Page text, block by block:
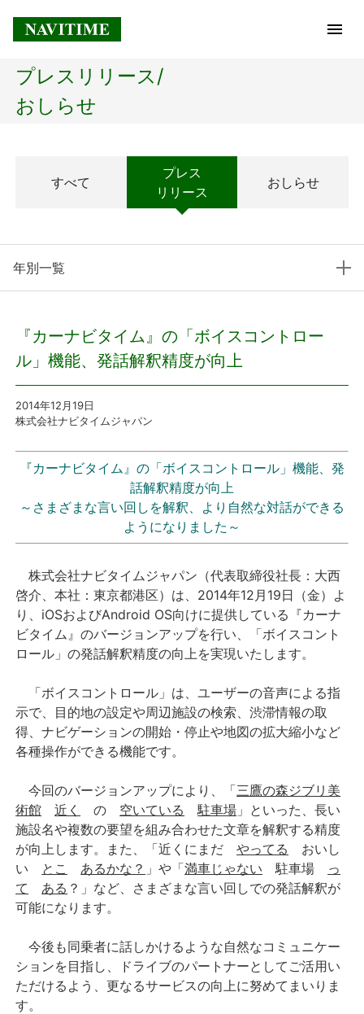
トップページ
経営理念
プレスリリース
プレスリリース
個人向けサービス
法人向けサービス
採用情報
English
プレスリリース/
おしらせ
すべて
プレス
リリース
おしらせ
年別一覧
『カーナビタイム』の「ボイスコントロー
ル」機能、発話解釈精度が向上
2014年12月19日
株式会社ナビタイムジャパン
『カーナビタイム』の「ボイスコントロール」機能、発
話解釈精度が向上
～さまざまな言い回しを解釈、より自然な対話ができる
ようになりました～
株式会社ナビタイムジャパン（代表取締役社長：大西
啓介、本社：東京都港区）は、2014年12月19日（金）よ
り、iOSおよびAndroid OS向けに提供している『カーナ
ビタイム』のバージョンアップを行い、「ボイスコント
ロール」の発話解釈精度の向上を実現いたします。
「ボイスコントロール」は、ユーザーの音声による指
示で、目的地の設定や周辺施設の検索、渋滞情報の取
得、ナビゲーションの開始・停止や地図の拡大縮小など
各種操作ができる機能です。
今回のバージョンアップにより、「三鷹の森ジブリ美
術館
近く の 空いている 駐車場 」といった、長い
施設名や複数の要望を組み合わせた文章を解釈する精度
が向上します。また、「近くにまだやってる
おいし
い とこ あるかな？ 」や「満車じゃない 駐車場 っ
て
ある ？」など、さまざまな言い回しでの発話解釈が
可能になります。
今後も同乗者に話しかけるような自然なコミュニケー
ションを目指し、ドライブのパートナーとしてご活用い
ただけるよう、更なるサービスの向上に努めてまいりま
す。